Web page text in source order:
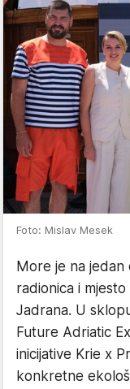
Foto: Mislav Mesek
More je na
radionica i
Jadrana. U
Future Adriatic
inicijative Krie x
konkretne